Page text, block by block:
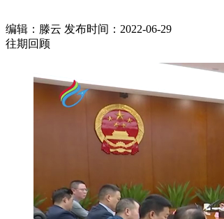
编辑：滕云 发布时间：2022-06-29
往期回顾